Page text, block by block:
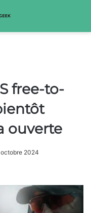
free-to-
ouverte
2024